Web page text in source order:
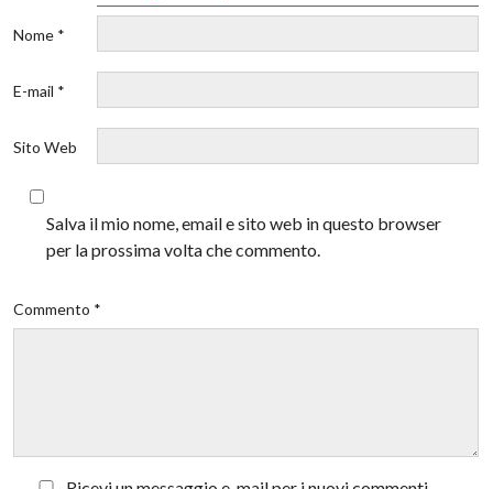
Nome *
E-mail *
Sito Web
Salva il mio nome, email e sito web in questo browser
per la prossima volta che commento.
Commento *